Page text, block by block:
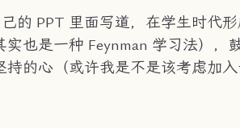
的 PPT 里面写道，在学生时代
也是一种 Feynman 学习法），
的心（或许我是不是该考虑加